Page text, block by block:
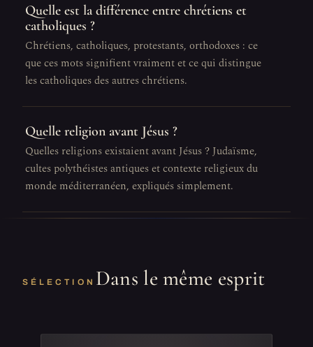
Quelle est la différence entre chrétiens et
catholiques ?
Chrétiens, catholiques, protestants, orthodoxes : ce
que ces mots signifient vraiment et ce qui distingue
les catholiques des autres chrétiens.
Quelle religion avant Jésus ?
Quelles religions existaient avant Jésus ? Judaïsme,
cultes polythéistes antiques et contexte religieux du
monde méditerranéen, expliqués simplement.
SÉLECTION Dans le même esprit